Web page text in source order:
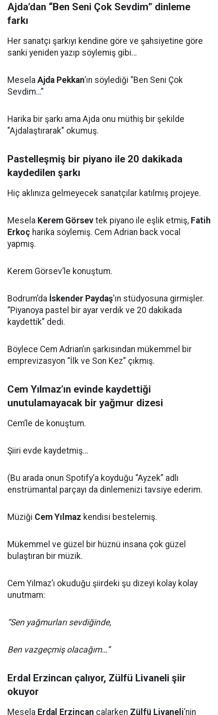
Ajda’dan “Ben Seni Çok Sevdim” dinleme
farkı
Her sanatçı şarkıyı kendine göre ve şahsiyetine göre
sanki yeniden yazıp söylemiş gibi…
Mesela Ajda Pekkan’ın söylediği “Ben Seni Çok
Sevdim…”
Harika bir şarkı ama Ajda onu müthiş bir şekilde
"Ajdalaştırarak" okumuş.
Pastelleşmiş bir piyano ile 20 dakikada
kaydedilen şarkı
Hiç aklınıza gelmeyecek sanatçılar katılmış projeye.
Mesela Kerem Görsev tek piyano ile eşlik etmiş, Fatih
Erkoç harika söylemiş. Cem Adrian back vocal
yapmış.
Kerem Görsev’le konuştum.
Bodrum’da İskender Paydaş'ın stüdyosuna girmişler.
“Piyanoya pastel bir ayar verdik ve 20 dakikada
kaydettik” dedi.
Böylece Cem Adrian’ın şarkısından mükemmel bir
emprevizasyon “İlk ve Son Kez” çıkmış.
Cem Yılmaz’ın evinde kaydettiği
unutulamayacak bir yağmur dizesi
Cem’le de konuştum.
Şiiri evde kaydetmiş…
(Bu arada onun Spotify’a koyduğu “Ayzek” adlı
enstrümantal parçayı da dinlemenizi tavsiye ederim.
Müziği Cem Yılmaz kendisi bestelemiş.
Mükemmel ve güzel bir hüznü insana çok güzel
bulaştıran bir müzik.
Cem Yılmaz’ı okuduğu şiirdeki şu dizeyi kolay kolay
unutmam:
“Sen yağmurları sevdiğinde,
Ben vazgeçmiş olacağım…”
Erdal Erzincan çalıyor, Zülfü Livaneli şiir
okuyor
Mesela Erdal Erzincan çalarken Zülfü Livaneli’nin